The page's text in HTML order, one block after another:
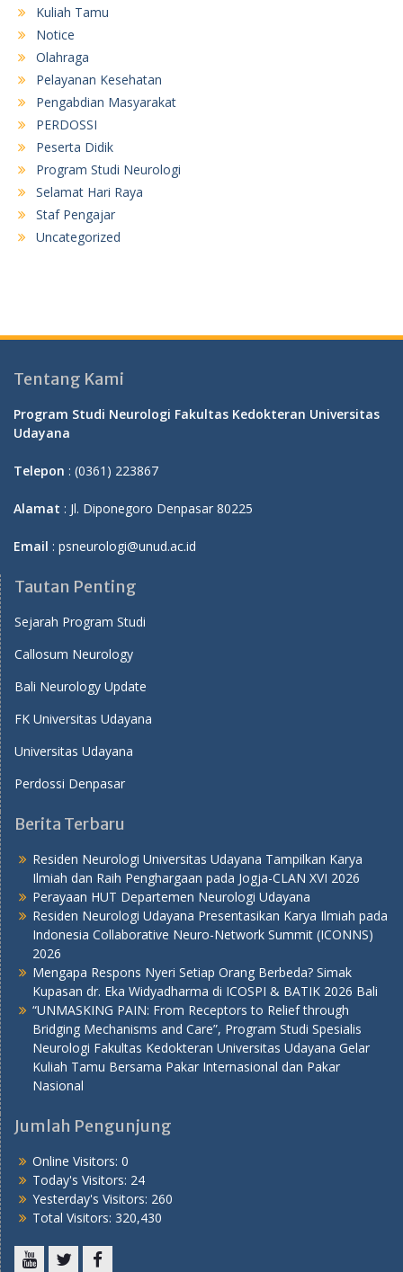
Kuliah Tamu
Notice
Olahraga
Pelayanan Kesehatan
Pengabdian Masyarakat
PERDOSSI
Peserta Didik
Program Studi Neurologi
Selamat Hari Raya
Staf Pengajar
Uncategorized
Tentang Kami
Program Studi Neurologi Fakultas Kedokteran Universitas
Udayana
Telepon : (0361) 223867
Alamat : Jl. Diponegoro Denpasar 80225
Email : psneurologi@unud.ac.id
Tautan Penting
Sejarah Program Studi
Callosum Neurology
Bali Neurology Update
FK Universitas Udayana
Universitas Udayana
Perdossi Denpasar
Berita Terbaru
Residen Neurologi Universitas Udayana Tampilkan Karya
Ilmiah dan Raih Penghargaan pada Jogja-CLAN XVI 2026
Perayaan HUT Departemen Neurologi Udayana
Residen Neurologi Udayana Presentasikan Karya Ilmiah pada
Indonesia Collaborative Neuro-Network Summit (ICONNS)
2026
Mengapa Respons Nyeri Setiap Orang Berbeda? Simak
Kupasan dr. Eka Widyadharma di ICOSPI & BATIK 2026 Bali
“UNMASKING PAIN: From Receptors to Relief through
Bridging Mechanisms and Care”, Program Studi Spesialis
Neurologi Fakultas Kedokteran Universitas Udayana Gelar
Kuliah Tamu Bersama Pakar Internasional dan Pakar
Nasional
Jumlah Pengunjung
Online Visitors: 0
Today's Visitors: 24
Yesterday's Visitors: 260
Total Visitors: 320,430